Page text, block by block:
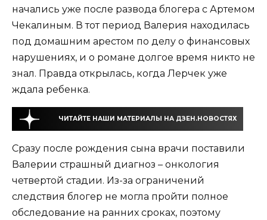
начались уже после развода блогера с Артемом
Чекалиным. В тот период Валерия находилась
под домашним арестом по делу о финансовых
нарушениях, и о романе долгое время никто не
знал. Правда открылась, когда Лерчек уже
ждала ребенка.
ЧИТАЙТЕ НАШИ МАТЕРИАЛЫ НА ДЗЕН.НОВОСТЯХ
Сразу после рождения сына врачи поставили
Валерии страшный диагноз – онкология
четвертой стадии. Из-за ограничений
следствия блогер не могла пройти полное
обследование на ранних сроках, поэтому